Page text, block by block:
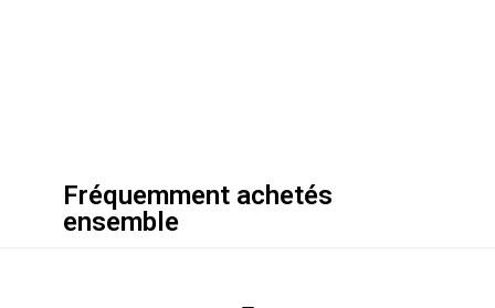
Fréquemment achetés
ensemble